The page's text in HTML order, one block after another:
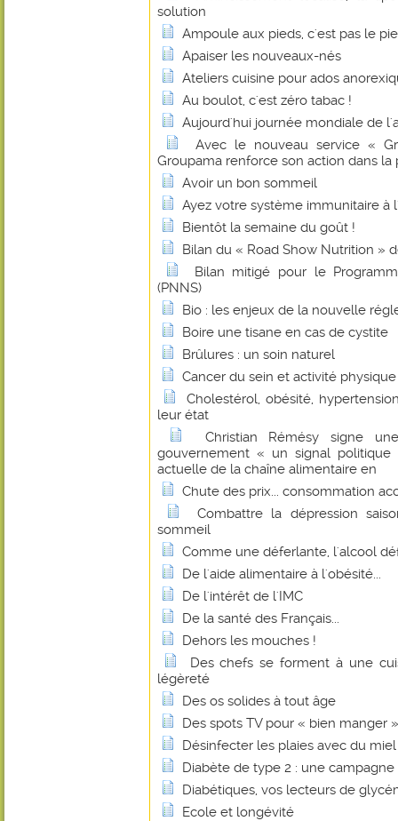
solution
Ampoule aux pieds, c'est pas le
Apaiser les nouveaux-nés
Ateliers cuisine pour ados
Au boulot, c'est zéro tabac !
Aujourd'hui journée mondiale de
Avec le nouveau service «
Groupama renforce son action dans la
Avoir un bon sommeil
Ayez votre système immunitaire à
Bientôt la semaine du goût !
Bilan du « Road Show Nutrition »
Bilan mitigé pour le
(PNNS)
Bio : les enjeux de la nouvelle
Boire une tisane en cas de cystite
Brûlures : un soin naturel
Cancer du sein et activité physique
Cholestérol, obésité,
leur état
Christian Rémésy signe
gouvernement « un signal
actuelle de la chaîne alimentaire en
Chute des prix... consommation
Combattre la dépression
sommeil
Comme une déferlante, l'alcool
De l'aide alimentaire à l'obésité...
De l'intérêt de l'IMC
De la santé des Français...
Dehors les mouches !
Des chefs se forment à une
légèreté
Des os solides à tout âge
Des spots TV pour « bien manger »
Désinfecter les plaies avec du miel
Diabète de type 2 : une
Diabétiques, vos lecteurs de
Ecole et longévité